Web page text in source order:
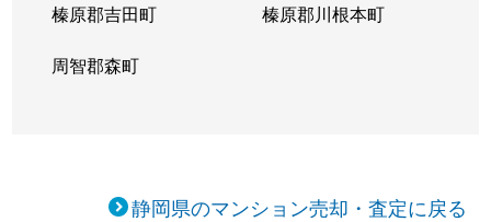
榛原郡吉田町 榛原郡川根本町
周智郡森町
静岡県のマンション売却・査定に戻る